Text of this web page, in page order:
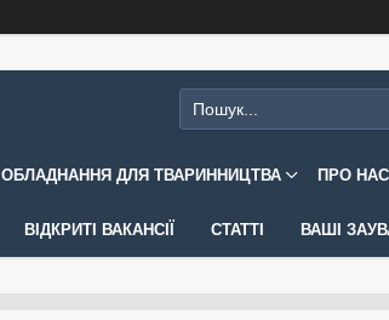
ОБЛАДНАННЯ ДЛЯ ТВАРИННИЦТВА ПРО НАС
ВІДКРИТІ ВАКАНСІЇ СТАТТІ ВАШІ